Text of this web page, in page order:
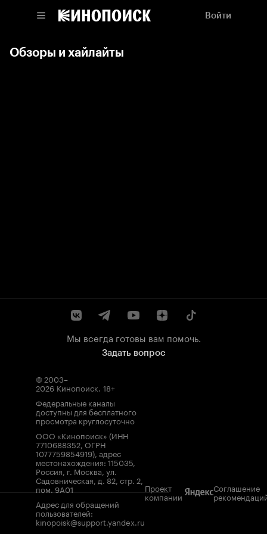
Войти
Обзоры и хайлайты
Мы всегда готовы вам помочь.
Задать вопрос
© 2003–
2026 Кинопоиск. 18+
Федеральные каналы
доступны для бесплатного
просмотра круглосуточно
ООО «Кинопоиск» (ИНН
7710688352, ОГРН
1077759854919), адрес
местонахождения: 115035,
Россия, г. Москва, ул.
Садовническая, д. 82, стр. 2,
пом. 9А01
Адрес для обращений
пользователей:
kinopoisk@support.yandex.ru
Проект
компании
Соглашение